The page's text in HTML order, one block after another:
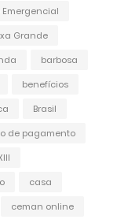
Emergencial
Grande
barbosa
benefícios
Brasil
de pagamento
casa
ceman online